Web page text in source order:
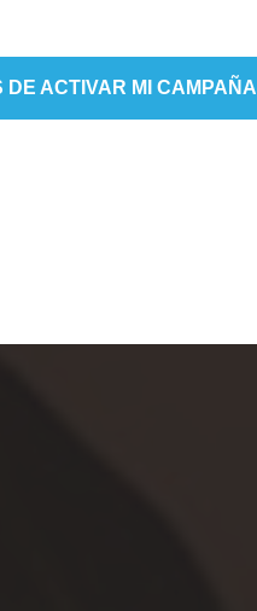
DE ACTIVAR MI CAMPAÑA